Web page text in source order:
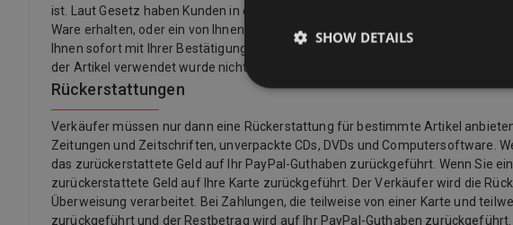
ist. Laut Gesetz haben Kunden in der Europäischen Union auch das Recht,
Ware erhalten, oder ein von Ihnen angegebener Dritter (außer dem
Ihnen sofort mit Ihrer Bestätigung zur Verfügung gestellt werden, sowie für
der Artikel verwendet wurde nicht versiegelt.
Rückerstattungen
Verkäufer müssen nur dann eine Rückerstattung für bestimmte Artikel
Zeitungen und Zeitschriften, unverpackte CDs, DVDs und Computersoftware.
das zurückerstattete Geld auf Ihr PayPal-Guthaben zurückgeführt. Wenn Sie
zurückerstattete Geld auf Ihre Karte zurückgeführt. Der Verkäufer wird die
Überweisung verarbeitet. Bei Zahlungen, die teilweise von einer Karte und
zurückgeführt und der Restbetrag wird auf Ihr PayPal-Guthaben zurückgeführt.
SHOW DETAILS